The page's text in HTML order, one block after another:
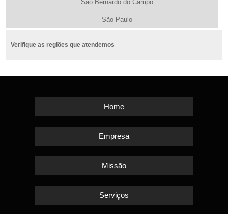
São Bernardo do Campo
São Paulo
Verifique as regiões que atendemos
Home
Empresa
Missão
Serviços